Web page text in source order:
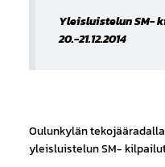
Yleisluistelun SM-
20.-21.12.2014
Oulunkylän
yleisluistelun SM- kilpailut